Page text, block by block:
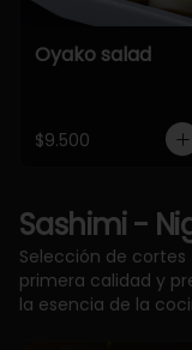
Oyako salad
$9.500
Sashimi -
Selección de
primera calidad y
la esencia de la